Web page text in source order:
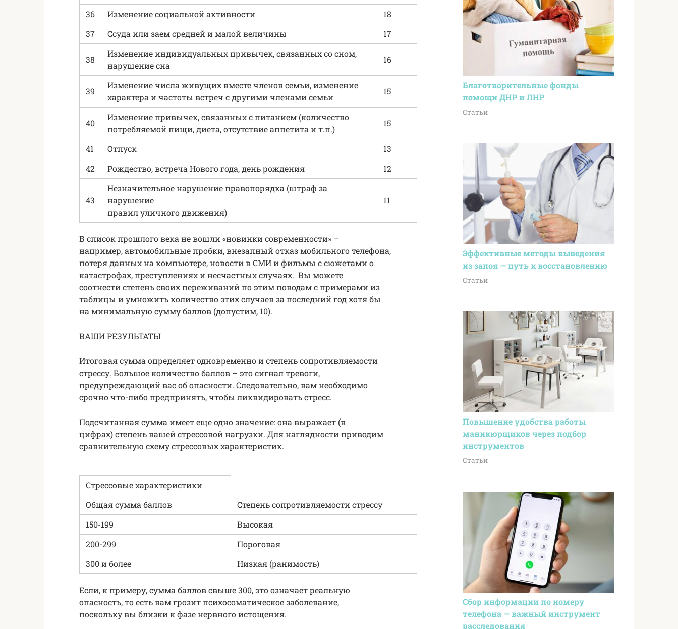
36
Изменение социальной активности
18
37
Ссуда или заем средней и малой величины 17
38
Изменение индивидуальных привычек, связанных со сном,
нарушение сна
16
39
Изменение числа живущих вместе членов семьи, изменение
характера и частоты встреч с другими членами семьи
15
40
Изменение привычек, связанных с питанием (количество
потребляемой пищи, диета, отсутствие аппетита и т.п.)
15
41 Отпуск
13
42
Рождество, встреча Нового года, день рождения 12
43
Незначительное нарушение правопорядка (штраф за
нарушение
правил уличного движения)
11
В список прошлого века не вошли «новинки современности» –
например, автомобильные пробки, внезапный отказ мобильного телефона,
потеря данных на компьютере, новости в СМИ и фильмы с сюжетами о
катастрофах, преступлениях и несчастных случаях. Вы можете
соотнести степень своих переживаний по этим поводам с примерами из
таблицы и умножить количество этих случаев за последний год хотя бы
на минимальную сумму баллов (допустим, 10).
ВАШИ РЕЗУЛЬТАТЫ
Итоговая сумма определяет одновременно и степень сопротивляемости
стрессу. Большое количество баллов – это сигнал тревоги,
предупреждающий вас об опасности. Следовательно, вам необходимо
срочно что-либо предпринять, чтобы ликвидировать стресс.
Подсчитанная сумма имеет еще одно значение: она выражает (в
цифрах) степень вашей стрессовой нагрузки. Для наглядности приводим
сравнительную схему стрессовых характеристик.
Стрессовые характеристики
Общая сумма баллов
Степень сопротивляемости стрессу
150-199
Высокая
200-299
Пороговая
300 и более
Низкая (ранимость)
Если, к примеру, сумма баллов свыше 300, это означает реальную
опасность, то есть вам грозит психосоматическое заболевание,
поскольку вы близки к фазе нервного истощения.
Благотворительные фонды
помощи ДНР и ЛНР
Статьи
Эффективные методы выведения
из запоя — путь к восстановлению
Статьи
Повышение удобства работы
маникюрщиков через подбор
инструментов
Статьи
Сбор информации по номеру
телефона — важный инструмент
расследования